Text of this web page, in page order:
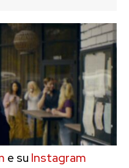
e su Instagram